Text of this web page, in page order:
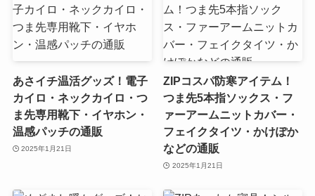
あさイチ温活グッズ！電子
カイロ・ネックカイロ・つ
ま先専用靴下・イヤホン・
温感パッチの通販
2025年1月21日
ZIPコスパ防寒アイテム！
つま先5本指ソックス・フ
ァーアームニットカバー・
フェイクタイツ・かけぽか
などの通販
2025年1月21日